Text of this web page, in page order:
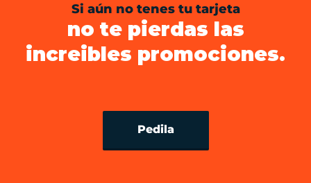
Si aún no tenes tu tarjeta
no te pierdas las
increibles promociones.
Pedila